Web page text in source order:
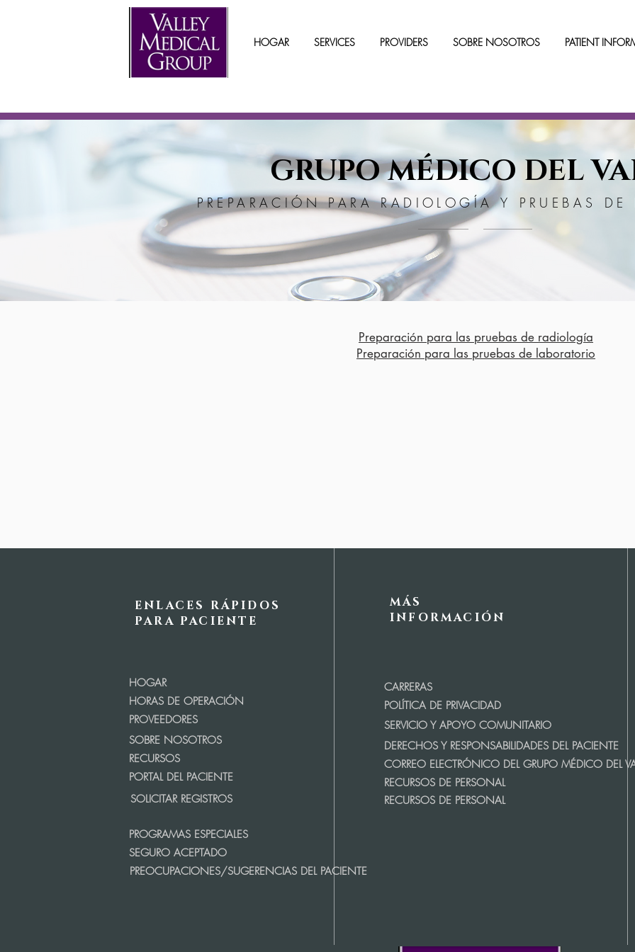
HOGAR SERVICES PROVIDERS SOBRE NOSOTROS PATIENT
GRUPO MÉDICO DEL
PREPARACIÓN PARA RADIOLOGÍA Y PRUEBAS DE
Preparación para las pruebas de radiología
Preparación para las pruebas de laboratorio
ENLACES RÁPIDOS
PARA PACIENTE
HOGAR
HORAS DE OPERACIÓN
PROVEEDORES
SOBRE NOSOTROS
RECURSOS
PORTAL DEL PACIENTE
SOLICITAR REGISTROS
PROGRAMAS ESPECIALES
SEGURO ACEPTADO
PREOCUPACIONES/SUGERENCIAS DEL PACIENTE
MÁS
INFORMACIÓN
CARRERAS
POLÍTICA DE PRIVACIDAD
SERVICIO Y APOYO COMUNITARIO
DERECHOS Y RESPONSABILIDADES DEL PACIENTE
CORREO ELECTRÓNICO DEL GRUPO MÉDICO DEL
RECURSOS DE PERSONAL
RECURSOS DE PERSONAL